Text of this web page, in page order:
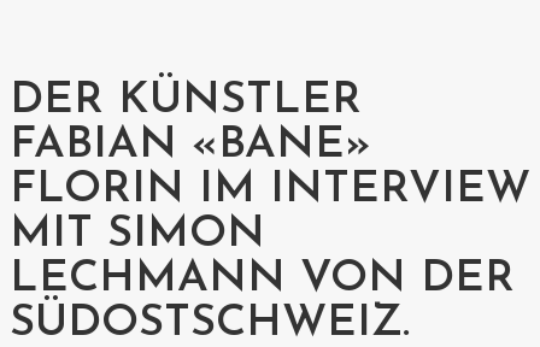
DER KÜNSTLER
FABIAN «BANE»
FLORIN IM INTERVIEW
MIT SIMON
LECHMANN VON DER
SÜDOSTSCHWEIZ.